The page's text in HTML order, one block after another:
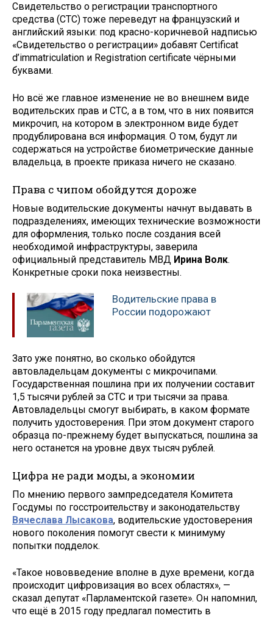
Свидетельство о регистрации транспортного
средства (СТС) тоже переведут на французский и
английский языки: под красно-коричневой надписью
«Свидетельство о регистрации» добавят Certificat
d’immatriculation и Registration certificate чёрными
буквами.
Но всё же главное изменение не во внешнем виде
водительских прав и СТС, а в том, что в них появится
микрочип, на котором в электронном виде будет
продублирована вся информация. О том, будут ли
содержаться на устройстве биометрические данные
владельца, в проекте приказа ничего не сказано.
Права с чипом обойдутся дороже
Новые водительские документы начнут выдавать в
подразделениях, имеющих технические возможности
для оформления, только после создания всей
необходимой инфраструктуры, заверила
официальный представитель МВД Ирина Волк.
Конкретные сроки пока неизвестны.
Водительские права в
России подорожают
Зато уже понятно, во сколько обойдутся
автовладельцам документы с микрочипами.
Государственная пошлина при их получении составит
1,5 тысячи рублей за СТС и три тысячи за права.
Автовладельцы смогут выбирать, в каком формате
получить удостоверения. При этом документ старого
образца по-прежнему будет выпускаться, пошлина за
него останется на уровне двух тысяч рублей.
Цифра не ради моды, а экономии
По мнению первого зампредседателя Комитета
Госдумы по госстроительству и законодательству
Вячеслава Лысакова, водительские удостоверения
нового поколения помогут свести к минимуму
попытки подделок.
«Такое нововведение вполне в духе времени, когда
происходит цифровизация во всех областях», —
сказал депутат «Парламентской газете». Он напомнил,
что ещё в 2015 году предлагал поместить в